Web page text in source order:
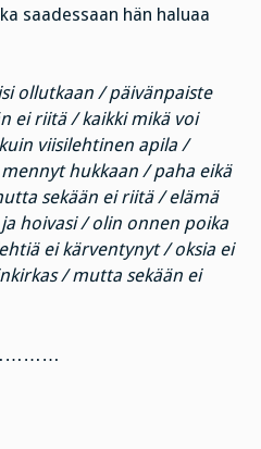
saadessaan hän haluaa
ollutkaan / päivänpaiste
ei riitä / kaikki mikä voi
viisilehtinen apila /
hukkaan / paha eikä
sekään ei riitä / elämä
hoivasi / olin onnen poika
ei kärventynyt / oksia ei
/ mutta sekään ei